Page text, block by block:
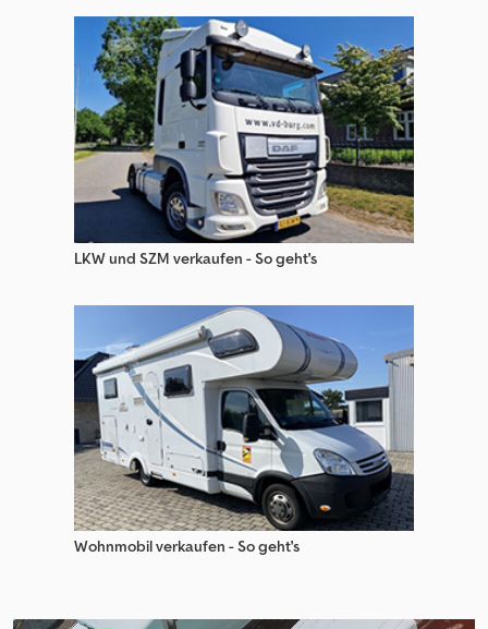
LKW und SZM verkaufen - So geht's
Wohnmobil verkaufen - So geht's